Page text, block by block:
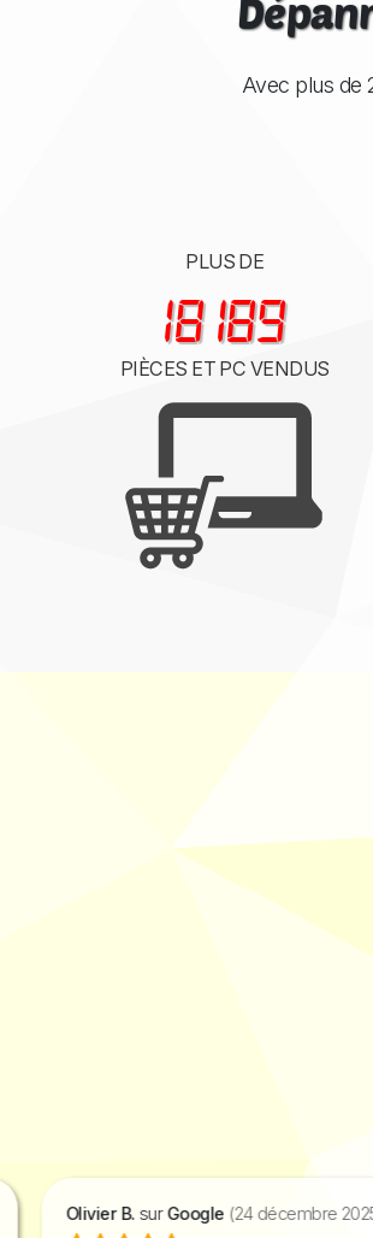
Avec plus de
PLUS DE
21 000
PIÈCES ET PC VENDUS
Olivier B. surGoogle (24 décembre